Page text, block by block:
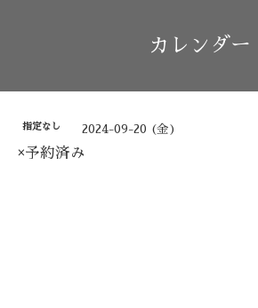
カレンダー
指定なし 2024-09-20 (金)
×予約済み